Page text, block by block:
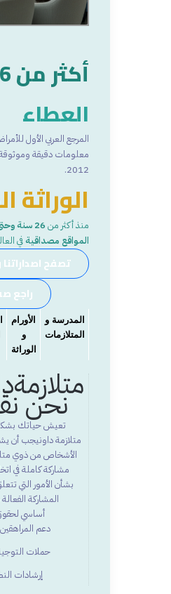
أكثر من 26
العطاء
المرجع العربي الأول
معلومات دقيقة
2012.
الوراثة
منذ أكثر من 26 سنة وحتى الآن.
المواقع مصداقية في
تصفح اصداراتنا
راجع
المدرسة و
المتلازمات
الأورام
و
الوراثة
نحن
تعيش حياتك
متلازمة داونيجب أن
الأشخاص من ذوي
مشاركة كاملة في
بشأن الأمور التي
المشاركة
أساسي
دعم
حملات
إرشادات